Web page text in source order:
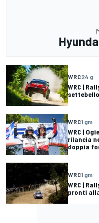
WRC24 g
WRC |
WRC1 gm
WRC |
rilancia
doppia
WRC1 gm
WRC |
pronti